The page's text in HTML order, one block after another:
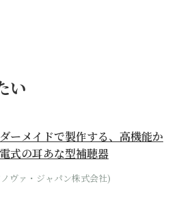
い
ーメイドで製作する、高機能か
式の耳あな型補聴器
ヴァ・ジャパン株式会社)